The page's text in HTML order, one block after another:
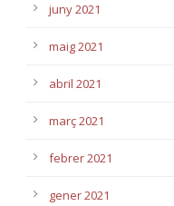
juny 2021
maig 2021
abril 2021
març 2021
febrer 2021
gener 2021